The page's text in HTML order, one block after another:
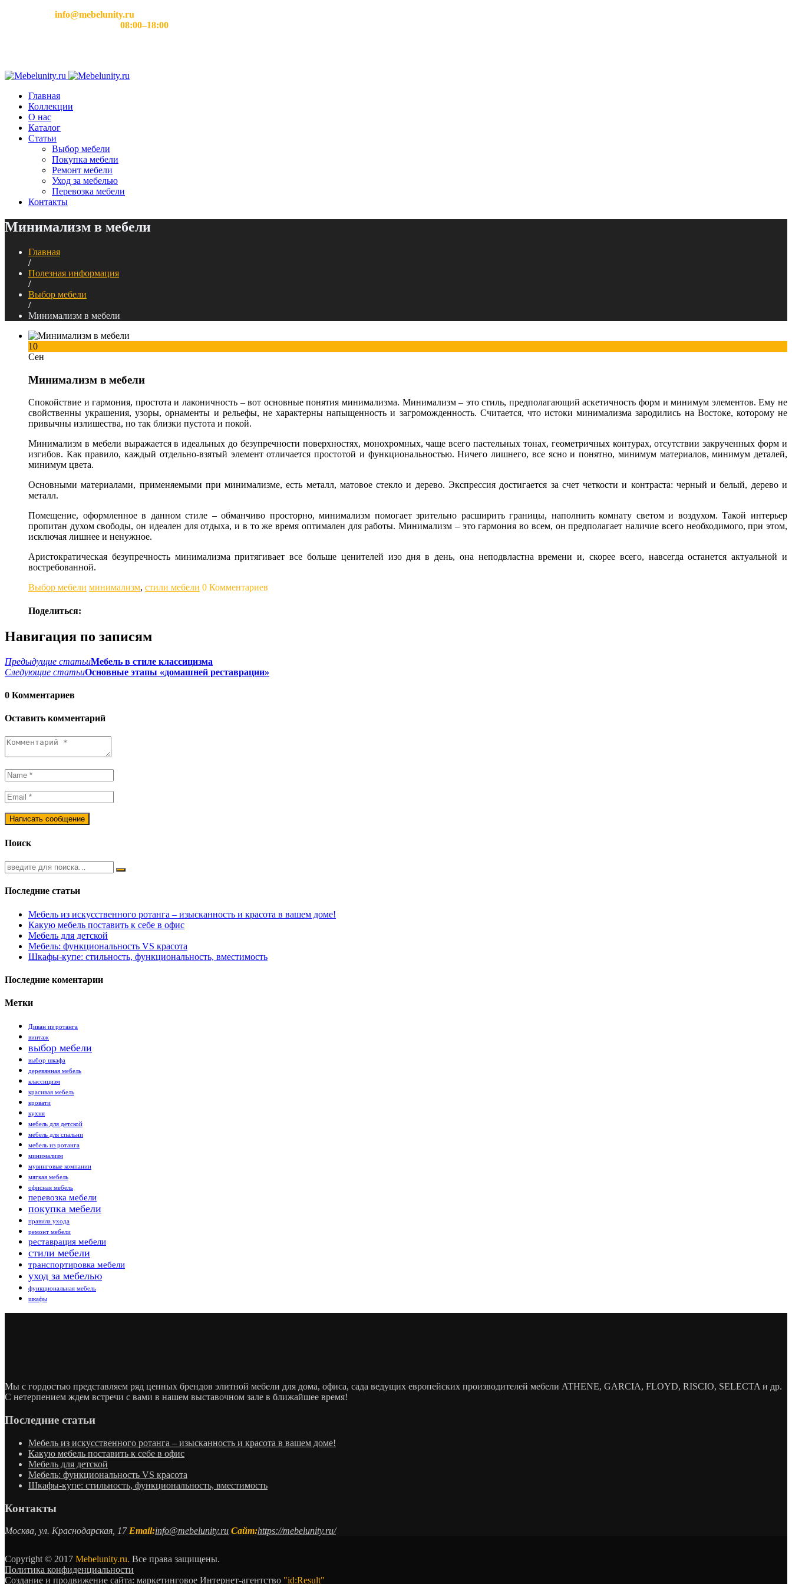
info@mebelunity.ru
08:00–18:00
Главная
Коллекции
О нас
Каталог
Статьи
Выбор мебели
Покупка мебели
Ремонт мебели
Уход за мебелью
Перевозка мебели
Контакты
Минимализм в мебели
Главная
/
Полезная информация
/
Выбор мебели
/
Минимализм в мебели
10
Сен
Минимализм в мебели
Спокойствие и гармония, простота и лаконичность – вот основные понятия минимализма. Минимализм – это стиль, предполагающий аскетичность форм и минимум элементов. Ему не
свойственны украшения, узоры, орнаменты и рельефы, не характерны напыщенность и загроможденность. Считается, что истоки минимализма зародились на Востоке, которому не
привычны излишества, но так близки пустота и покой.
Минимализм в мебели выражается в идеальных до безупречности поверхностях, монохромных, чаще всего пастельных тонах, геометричных контурах, отсутствии закрученных форм и
изгибов. Как правило, каждый отдельно-взятый элемент отличается простотой и функциональностью. Ничего лишнего, все ясно и понятно, минимум материалов, минимум деталей,
минимум цвета.
Основными материалами, применяемыми при минимализме, есть металл, матовое стекло и дерево. Экспрессия достигается за счет четкости и контраста: черный и белый, дерево и
металл.
Помещение, оформленное в данном стиле – обманчиво просторно, минимализм помогает зрительно расширить границы, наполнить комнату светом и воздухом. Такой интерьер
пропитан духом свободы, он идеален для отдыха, и в то же время оптимален для работы. Минимализм – это гармония во всем, он предполагает наличие всего необходимого, при этом,
исключая лишнее и ненужное.
Аристократическая безупречность минимализма притягивает все больше ценителей изо дня в день, она неподвластна времени и, скорее всего, навсегда останется актуальной и
востребованной.
Выбор мебели минимализм, стили мебели 0 Комментариев
Поделиться:
Навигация по записям
Предыдущие статьиМебель в стиле классицизма
Следующие статьиОсновные этапы «домашней реставрации»
0 Комментариев
Оставить комментарий
Поиск
Последние статьи
Мебель из искусственного ротанга – изысканность и красота в вашем доме!
Какую мебель поставить к себе в офис
Мебель для детской
Мебель: функциональность VS красота
Шкафы-купе: стильность, функциональность, вместимость
Последние коментарии
Метки
Диван из ротанга
винтаж
выбор мебели
выбор шкафа
деревянная мебель
классицизм
красивая мебель
кровати
кухня
мебель для детской
мебель для спальни
мебель из ротанга
минимализм
мувинговые компании
мягкая мебель
офисная мебель
перевозка мебели
покупка мебели
правила ухода
ремонт мебели
реставрация мебели
стили мебели
транспортировка мебели
уход за мебелью
функциональная мебель
шкафы
Мы с гордостью представляем ряд ценных брендов элитной мебели для дома, офиса, сада ведущих европейских производителей мебели ATHENE, GARCIA, FLOYD, RISCIO, SELECTA и др.
С нетерпением ждем встречи с вами в нашем выставочном зале в ближайшее время!
Последние статьи
Мебель из искусственного ротанга – изысканность и красота в вашем доме!
Какую мебель поставить к себе в офис
Мебель для детской
Мебель: функциональность VS красота
Шкафы-купе: стильность, функциональность, вместимость
Контакты
Москва, ул. Краснодарская, 17 Email:info@mebelunity.ru Сайт:https://mebelunity.ru/
Copyright © 2017 Mebelunity.ru. Все права защищены.
Политика конфиденциальности
Создание и продвижение сайта: маркетинговое Интернет-агентство "id:Result"